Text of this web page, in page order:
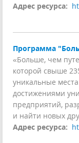
Адрес ресурса:
Программа
«Больше, чем
которой свыше
уникальные
достижениями
предприятий,
и найти новых
Адрес ресурса: